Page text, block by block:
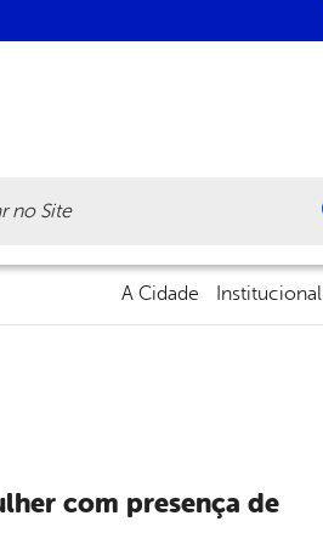
A Cidade Institucional
com presença de